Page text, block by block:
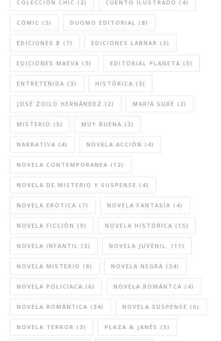
COLECCIÓN CHIC (2) CUENTO ILUSTRADO (4)
CÓMIC (3) DUOMO EDITORIAL (8)
EDICIONES B (7) EDICIONES LABNAR (3)
EDICIONES MAEVA (3) EDITORIAL PLANETA (5)
ENTRETENIDA (3) HISTÓRICA (3)
JOSÉ ZOILO HERNÁNDEZ (2) MARÍA SURÉ (2)
MISTERIO (5) MUY BUENA (3)
NARRATIVA (4) NOVELA ACCIÓN (4)
NOVELA CONTEMPORANEA (12)
NOVELA DE MISTERIO Y SUSPENSE (4)
NOVELA ERÓTICA (7) NOVELA FANTASÍA (4)
NOVELA FICCIÓN (9) NOVELA HISTÓRICA (15)
NOVELA INFANTIL (3) NOVELA JUVENIL. (11)
NOVELA MISTERIO (8) NOVELA NEGRA (34)
NOVELA POLICIACA (6) NOVELA ROMÁNTCA (4)
NOVELA ROMÁNTICA (34) NOVELA SUSPENSE (6)
NOVELA TERROR (3) PLAZA & JANÉS (5)